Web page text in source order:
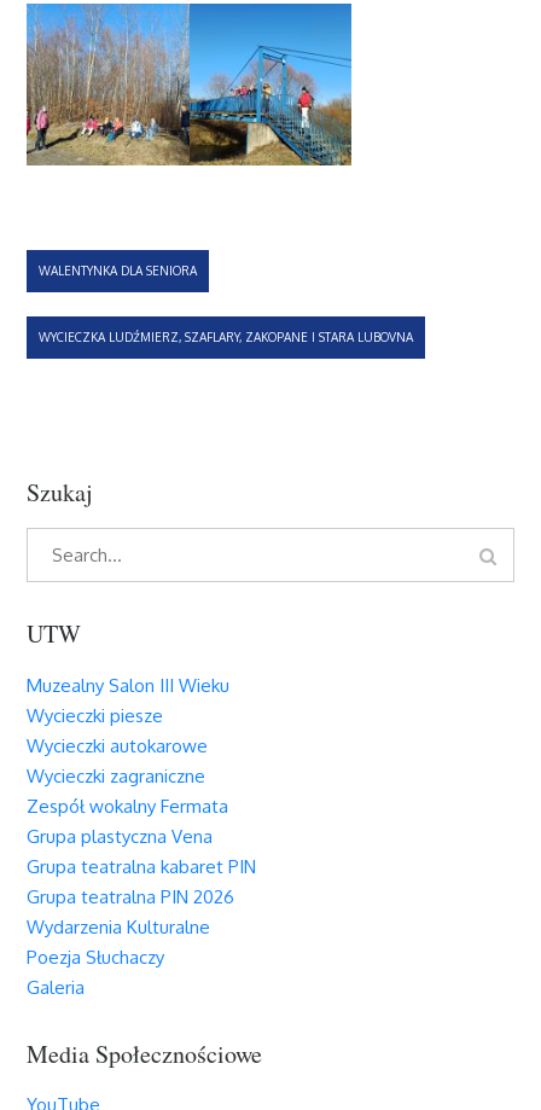
Nawigacja
wpisu
WALENTYNKA DLA SENIORA
WYCIECZKA LUDŹMIERZ, SZAFLARY, ZAKOPANE I STARA LUBOVNA
Szukaj
Search
UTW
Muzealny Salon III Wieku
Wycieczki piesze
Wycieczki autokarowe
Wycieczki zagraniczne
Zespół wokalny Fermata
Grupa plastyczna Vena
Grupa teatralna kabaret PIN
Grupa teatralna PIN 2026
Wydarzenia Kulturalne
Poezja Słuchaczy
Galeria
Media Społecznościowe
YouTube